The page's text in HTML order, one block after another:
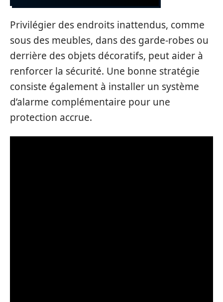
Privilégier des endroits inattendus, comme
sous des meubles, dans des garde-robes ou
derrière des objets décoratifs, peut aider à
renforcer la sécurité. Une bonne stratégie
consiste également à installer un système
d’alarme complémentaire pour une
protection accrue.